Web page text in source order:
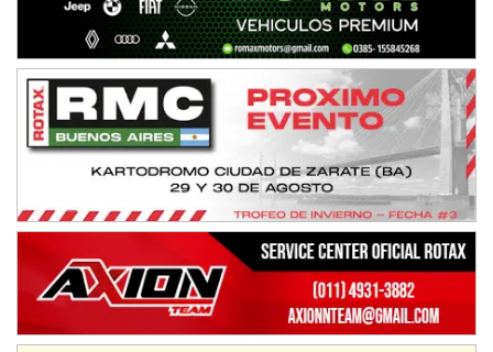
08/09-AGO
IAME SERIES ARGENTINA 6
Ramiro Tot (Asfalto)
Baradero (Buenos Aires)
KDO - F6
Ciudad de Trenque Lauquen (Asfalto)
Trenque Lauquen (Buenos Aires)
ENTRERRIANO - F6 (POSTERGADA)
Parque de la Velocidad (Asfalto)
Villaguay (Entre Ríos)
VICTORIENSE - F7
Victoria (Entre Ríos)